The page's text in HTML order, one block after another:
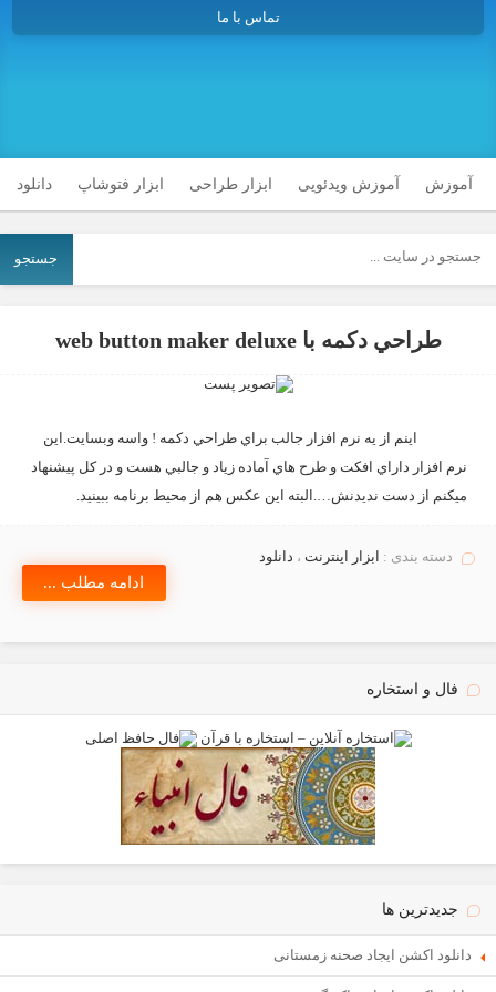
تماس با ما
آموزش آموزش ویدئویی ابزار طراحی ابزار فتوشاپ دانلود
جستجو
طراحي دكمه با web button maker deluxe
اينم از يه نرم افزار جالب براي طراحي دكمه ! واسه وبسايت.اين
نرم افزار داراي افكت و طرح هاي آماده زياد و جالبي هست و در كل پيشنهاد
ميكنم از دست نديدنش….البته اين عكس هم از محيط برنامه ببينيد.
دسته بندی : ابزار اينترنت ، دانلود
ادامه مطلب ...
فال و استخاره
جدیدترین ها
دانلود اکشن ایجاد صحنه زمستانی